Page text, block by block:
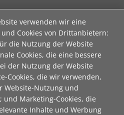
verwenden wir eine
Cookies von Drittanbietern:
die Nutzung der Website
Cookies, die eine bessere
der Nutzung der Website
Cookies, die wir verwenden,
Website-Nutzung und
Marketing-Cookies, die
Inhalte und Werbung
der Stiftung "Ecken